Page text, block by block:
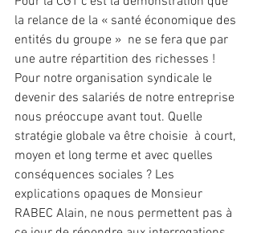
la relance de la « santé économique des
entités du groupe »  ne se fera que par
une autre répartition des richesses !
Pour notre organisation syndicale le
devenir des salariés de notre entreprise
nous préoccupe avant tout. Quelle
stratégie globale va être choisie  à court,
moyen et long terme et avec quelles
conséquences sociales ? Les
explications opaques de Monsieur
RABEC Alain, ne nous permettent pas à